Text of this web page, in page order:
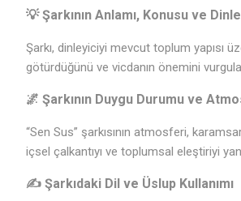
💡 Şarkının Anlamı, Konusu ve
Şarkı, dinleyiciyi mevcut toplum yapısı
götürdüğünü ve vicdanın önemini
🌌 Şarkının Duygu Durumu ve
“Sen Sus” şarkısının atmosferi,
içsel çalkantıyı ve toplumsal eleştiriyi
✍️ Şarkıdaki Dil ve Üslup Kullanımı